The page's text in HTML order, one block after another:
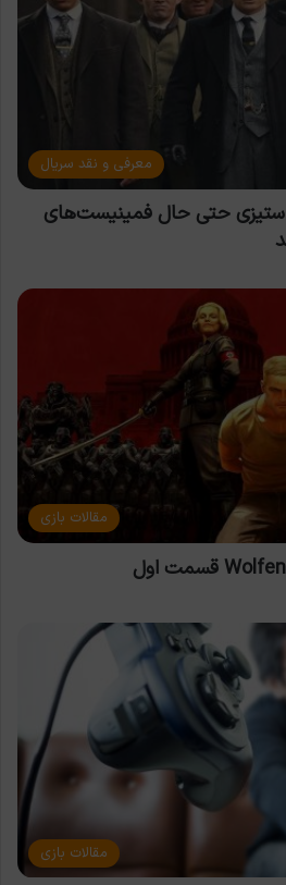
معرفی و نقد سریال
ستیزی حتی حال فمینیست‌های
مقالات بازی
مقالات بازی